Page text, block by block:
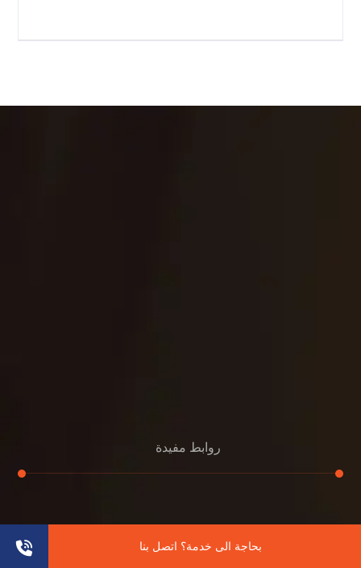
روابط مفيدة
إعادة تسقيف
بحاجة الى خدمة؟ اتصل بنا